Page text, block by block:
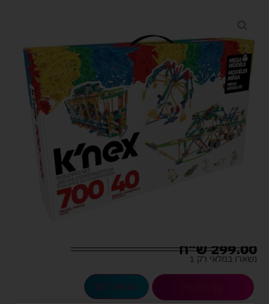
299.00ש"ח
נשארו במלאי רק 1
הוספה לסל